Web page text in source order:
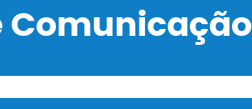
Comunicação